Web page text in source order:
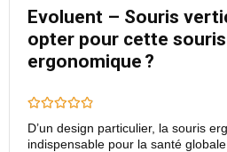
Evoluent – Souris
opter pour cette souris
ergonomique ?
D’un design particulier, la souris
indispensable pour la santé